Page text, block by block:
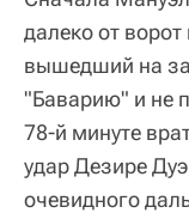
далеко от
вышедший на
"Баварию" и не
78-й минуте
удар Дезире
очевидного